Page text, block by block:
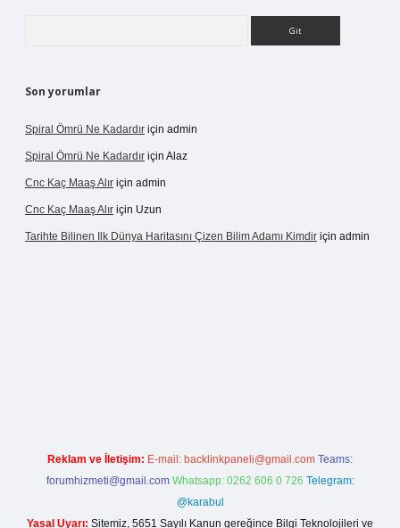
Son yorumlar
Spiral Ömrü Ne Kadardır için admin
Spiral Ömrü Ne Kadardır için Alaz
Cnc Kaç Maaş Alır için admin
Cnc Kaç Maaş Alır için Uzun
Tarihte Bilinen Ilk Dünya Haritasını Çizen Bilim Adamı Kimdir için admin
Reklam ve İletişim: E-mail: backlinkpaneli@gmail.com Teams:
forumhizmeti@gmail.com Whatsapp: 0262 606 0 726 Telegram:
@karabul
Yasal Uyarı: Sitemiz, 5651 Sayılı Kanun gereğince Bilgi Teknolojileri ve